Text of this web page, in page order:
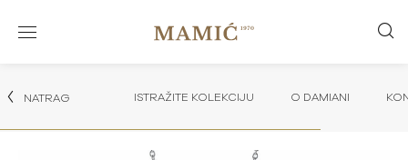
NATRAG ISTRAŽITE KOLEKCIJU O DAMIANI